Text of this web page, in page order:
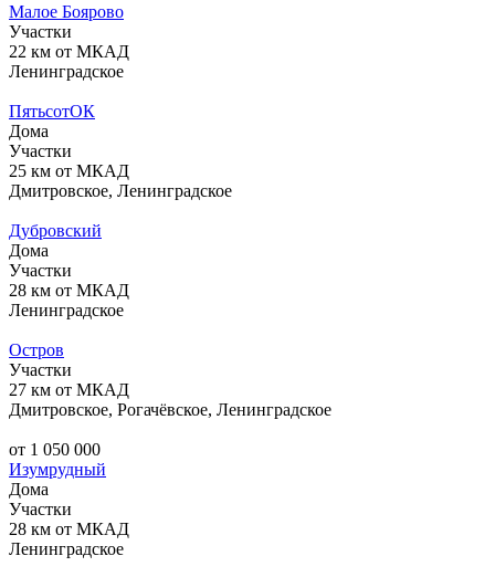
Малое Боярово
Участки
22 км от МКАД
Ленинградское
ПятьсотОК
Дома
Участки
25 км от МКАД
Дмитровское, Ленинградское
Дубровский
Дома
Участки
28 км от МКАД
Ленинградское
Остров
Участки
27 км от МКАД
Дмитровское, Рогачёвское, Ленинградское
от 1 050 000
Изумрудный
Дома
Участки
28 км от МКАД
Ленинградское